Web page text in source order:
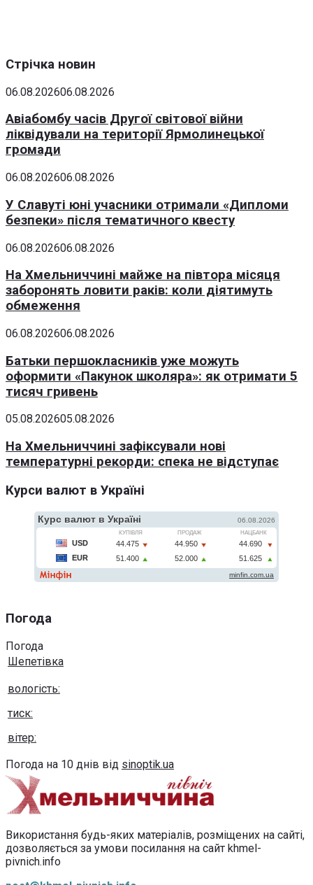
Стрічка новин
06.08.202606.08.2026
Авіабомбу часів Другої світової війни
ліквідували на території Ярмолинецької
громади
06.08.202606.08.2026
У Славуті юні учасники отримали «Дипломи
безпеки» після тематичного квесту
06.08.202606.08.2026
На Хмельниччині майже на півтора місяця
заборонять ловити раків: коли діятимуть
обмеження
06.08.202606.08.2026
Батьки першокласників уже можуть
оформити «Пакунок школяра»: як отримати 5
тисяч гривень
05.08.202605.08.2026
На Хмельниччині зафіксували нові
температурні рекорди: спека не відступає
Курси валют в Україні
Погода
Погода
Шепетівка
вологість:
тиск:
вітер:
Погода на 10 днів від sinoptik.ua
Використання будь-яких матеріалів, розміщених на сайті,
дозволяється за умови посилання на сайт khmel-
pivnich.info